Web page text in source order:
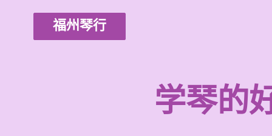
福州琴行
学琴的